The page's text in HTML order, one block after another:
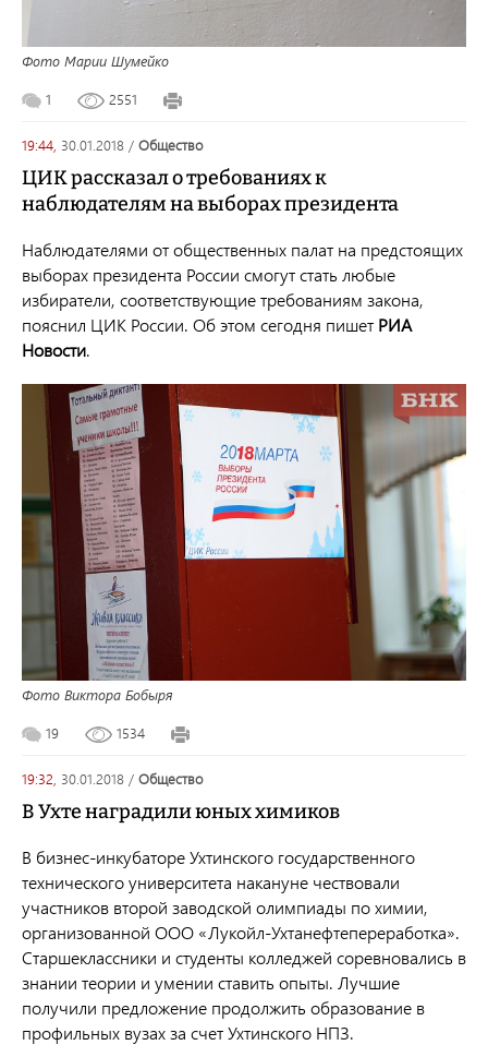
Фото Марии Шумейко
1 2551
19:44, 30.01.2018 / общество
ЦИК рассказал о требованиях к
наблюдателям на выборах президента
Наблюдателями от общественных палат на предстоящих
выборах президента России смогут стать любые
избиратели, соответствующие требованиям закона,
пояснил ЦИК России. Об этом сегодня пишет РИА
Новости.
Фото Виктора Бобыря
19 1534
19:32, 30.01.2018 / общество
В Ухте наградили юных химиков
В бизнес-инкубаторе Ухтинского государственного
технического университета накануне чествовали
участников второй заводской олимпиады по химии,
организованной ООО «Лукойл-Ухтанефтепереработка».
Старшеклассники и студенты колледжей соревновались в
знании теории и умении ставить опыты. Лучшие
получили предложение продолжить образование в
профильных вузах за счет Ухтинского НПЗ.